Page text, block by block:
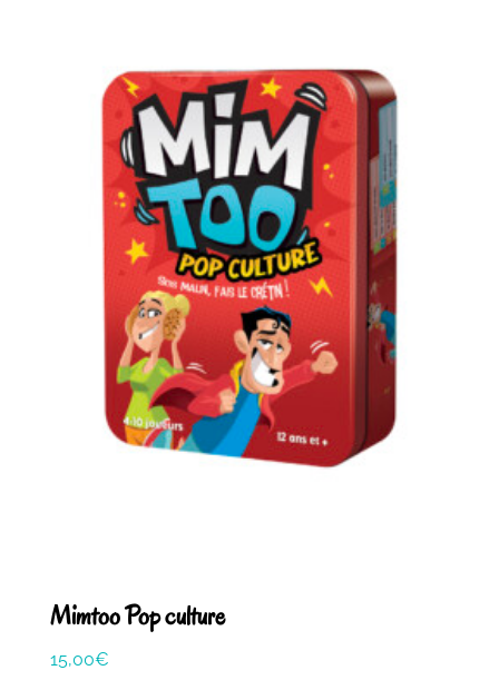
Mimtoo Pop culture
15,00€